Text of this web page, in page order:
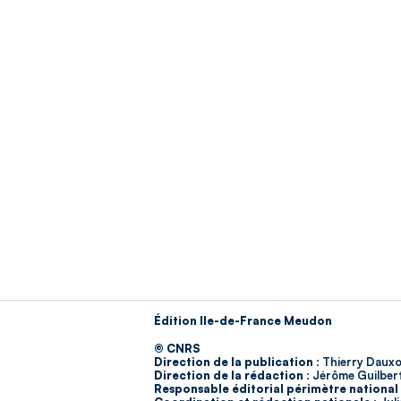
Édition Ile-de-France Meudon
© CNRS
Direction de la publication : Thierry
Direction de la rédaction : Jérôme
Responsable éditorial périmètre national